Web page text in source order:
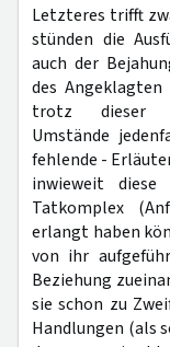
Letzteres trifft
stünden die
auch der
des
trotz dieser
Umstände
fehlende -
inwieweit
Tatkomplex
erlangt haben
von ihr
Beziehung
sie schon zu
Handlungen (als